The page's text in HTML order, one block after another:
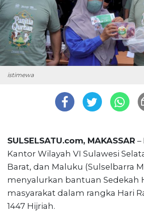
istimewa
SULSELSATU.com, MAKASSAR –
Kantor Wilayah VI Sulawesi
Barat, dan Maluku (Sulselbarra
menyalurkan bantuan Sedekah
masyarakat dalam rangka Hari
1447 Hijriah.